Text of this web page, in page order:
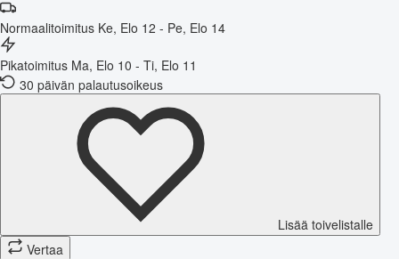
Normaalitoimitus Ke, Elo 12 - Pe, Elo 14
Pikatoimitus Ma, Elo 10 - Ti, Elo 11
30 päivän palautusoikeus
Lisää toivelistalle
Vertaa